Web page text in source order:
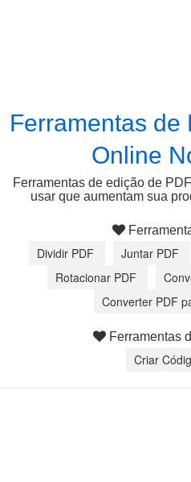
Ferramentas de
Online
Ferramentas de edição de
usar que aumentam sua
Dividir PDF Juntar PDF
Rotacionar PDF
Converter PDF
Ferramentas
Criar